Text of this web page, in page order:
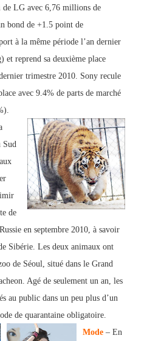
de LG avec 6,76 millions de
bond de +1.5 point de
à la même période l’an dernier
et reprend sa deuxième place
ier trimestre 2010. Sony recule
avec 9.4% de parts de marché
Sud
x
de
en septembre 2010, à savoir
Sibérie. Les deux animaux ont
de Séoul, situé dans le Grand
Agé de seulement un an, les
au public dans un peu plus d’un
de quarantaine obligatoire.
Mode – En